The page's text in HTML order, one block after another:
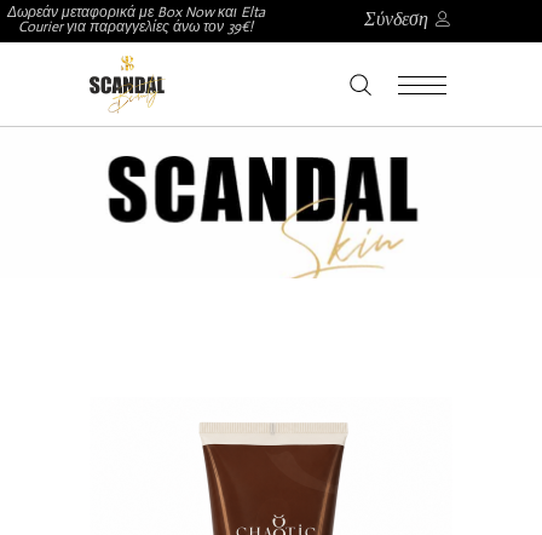
Δωρεάν μεταφορικά με Box Now και Elta
Courier για παραγγελίες άνω τον 39€!
Σύνδεση